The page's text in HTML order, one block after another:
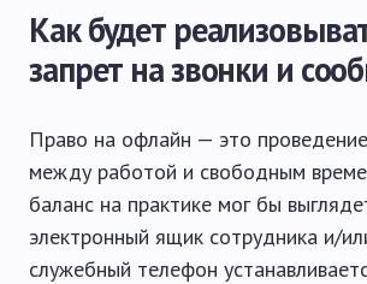
Как будет
запрет на звонки и
Право на офлайн — это
между работой и свободным
баланс на практике мог бы
электронный ящик сотрудника и/
служебный телефон